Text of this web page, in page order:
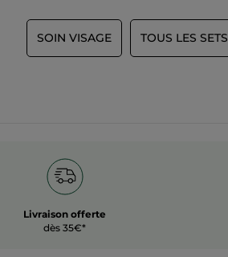
SOIN VISAGE TOUS LES
Livraison offerte
dès 35€*